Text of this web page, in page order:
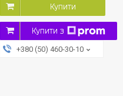
Купити
Купити з
+380 (50) 460-30-10